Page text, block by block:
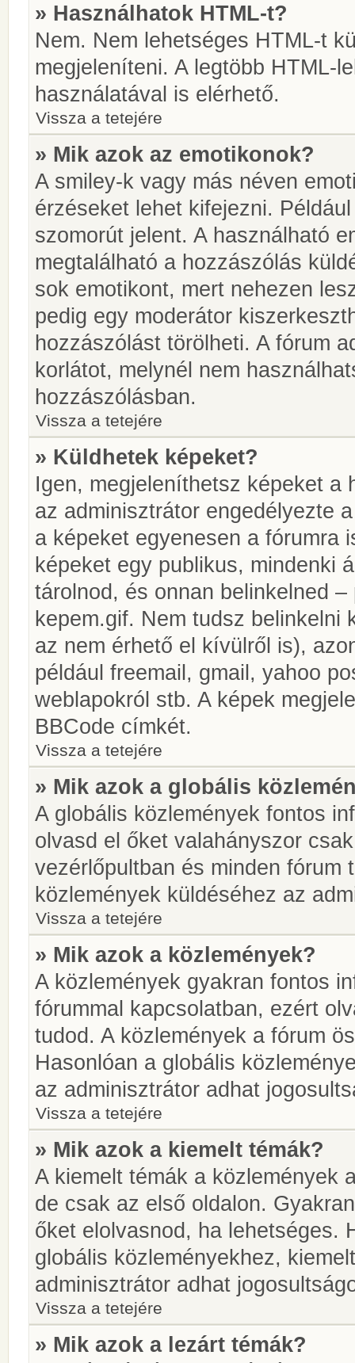
» Használhatok HTML-t?
Nem. Nem lehetséges HTML-t
megjeleníteni. A legtöbb HTML-
használatával is elérhető.
Vissza a tetejére
» Mik azok az emotikonok?
A smiley-k vagy más néven
érzéseket lehet kifejezni.
szomorút jelent. A használható
megtalálható a hozzászólás
sok emotikont, mert nehezen
pedig egy moderátor
hozzászólást törölheti. A fórum
korlátot, melynél nem
hozzászólásban.
Vissza a tetejére
» Küldhetek képeket?
Igen, megjeleníthetsz képeket a
az adminisztrátor engedélyezte
a képeket egyenesen a fórumra
képeket egy publikus, mindenki
tárolnod, és onnan belinkelned
kepem.gif. Nem tudsz belinkelni
az nem érhető el kívülről is),
például freemail, gmail, yahoo
weblapokról stb. A képek
BBCode címkét.
Vissza a tetejére
» Mik azok a globális
A globális közlemények fontos
olvasd el őket valahányszor
vezérlőpultban és minden fórum
közlemények küldéséhez az
Vissza a tetejére
» Mik azok a közlemények?
A közlemények gyakran fontos
fórummal kapcsolatban, ezért
tudod. A közlemények a fórum
Hasonlóan a globális
az adminisztrátor adhat
Vissza a tetejére
» Mik azok a kiemelt témák?
A kiemelt témák a közlemények
de csak az első oldalon.
őket elolvasnod, ha lehetséges.
globális közleményekhez,
adminisztrátor adhat
Vissza a tetejére
» Mik azok a lezárt témák?